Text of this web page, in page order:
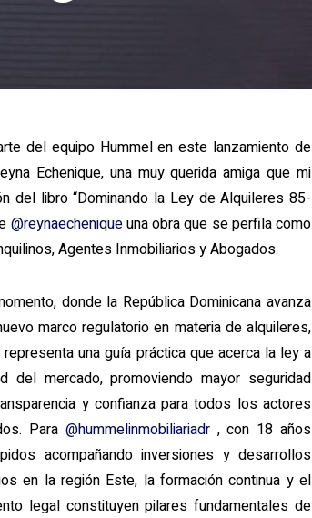
del equipo Hummel en este lanzamiento de
Echenique, una muy querida amiga que mi
del libro “Dominando la Ley de Alquileres 85-
@reynaecheniqueuna obra que se perfila como
Agentes Inmobiliarios y Abogados.
donde la República Dominicana avanza
marco regulatorio en materia de alquileres,
una guía práctica que acerca la ley a
del mercado, promoviendo mayor seguridad
y confianza para todos los actores
Para @hummelinmobiliariadr, con 18 años
acompañando inversiones y desarrollos
en la región Este, la formación continua y el
legal constituyen pilares fundamentales de